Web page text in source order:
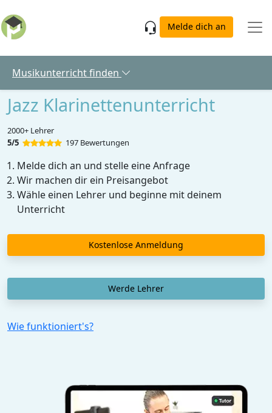
Melde dich an
Musikunterricht finden
Jazz Klarinettenunterricht
2000+ Lehrer
5/5
197 Bewertungen
Melde dich an und stelle eine Anfrage
Wir machen dir ein Preisangebot
Wähle einen Lehrer und beginne mit deinem
Unterricht
Kostenlose Anmeldung
Werde Lehrer
Wie funktioniert's?